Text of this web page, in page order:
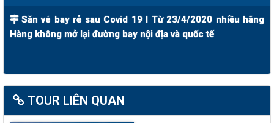
Săn vé bay rẻ sau Covid 19 I Từ 23/4/2020 nhiều hãng
Hàng không mở lại đường bay nội địa và quốc tế
TOUR LIÊN QUAN